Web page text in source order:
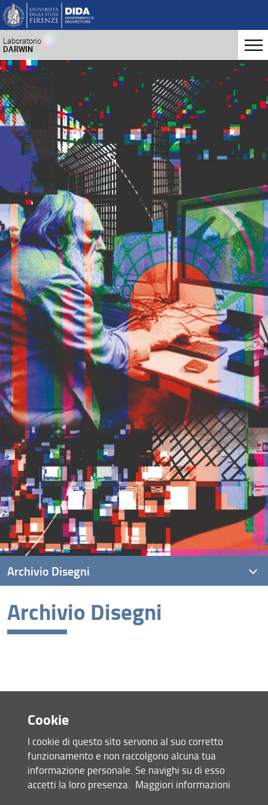
Laboratorio
DARWIN
Archivio Disegni
Archivio Disegni
Archivio disegni della Facoltà di Architettura
Mappa del sito
RSS feed
Note Legali
Cookie
I cookie di questo sito servono al suo corretto
funzionamento e non raccolgono alcuna tua
informazione personale. Se navighi su di esso
accetti la loro presenza. Maggiori informazioni